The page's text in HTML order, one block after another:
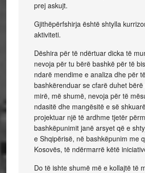
prej askujt.
Gjithëpërfshirja është shtylla
aktiviteti.
Dëshira për të ndërtuar dicka të
nevoja për tu bërë bashkë për të
ndarë mendime e analiza dhe për
bashkërenduar se cfarë duhet
mirë, më shumë, nevoja për të
ndasitë dhe mangësitë e së
projektuar një të ardhme tjetër
bashkëpunimit janë arsyet që e
e Shqipërisë, në bashkëpunim me
Kosovës, të ndërmarrë këtë
Do të ishte shumë më e kollajtë të